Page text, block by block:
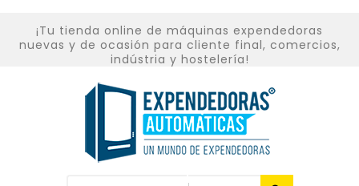
¡Tu tienda online de máquinas expendedoras
nuevas y de ocasión para cliente final, comercios,
indústria y hostelería!